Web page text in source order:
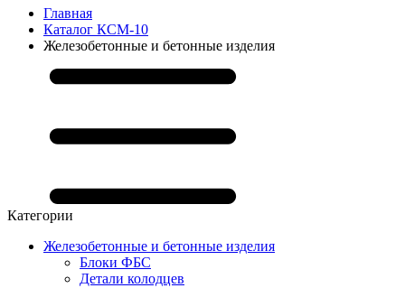
Главная
Каталог КСМ-10
Железобетонные и бетонные изделия
Категории
Железобетонные и бетонные изделия
Блоки ФБС
Детали колодцев